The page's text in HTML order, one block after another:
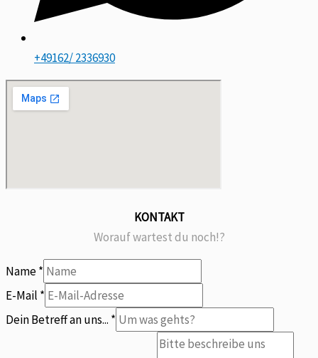
+49162/ 2336930
KONTAKT
Worauf wartest du noch!?
Name*
an
mitteilen?
E-Mail *
Dein Betreff an uns... *